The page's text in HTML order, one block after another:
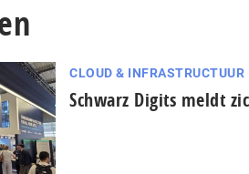
CLOUD & INFRASTRUCTUUR
Schwarz Digits meldt